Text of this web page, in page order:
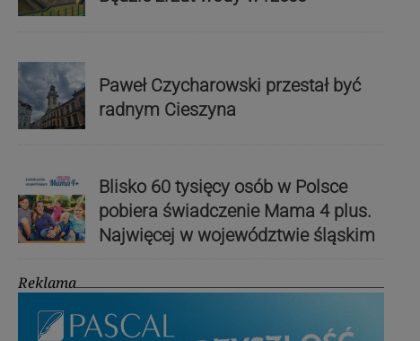
Paweł Czycharowski przestał być
radnym Cieszyna
Blisko 60 tysięcy osób w Polsce
pobiera świadczenie Mama 4 plus.
Najwięcej w województwie śląskim
Reklama